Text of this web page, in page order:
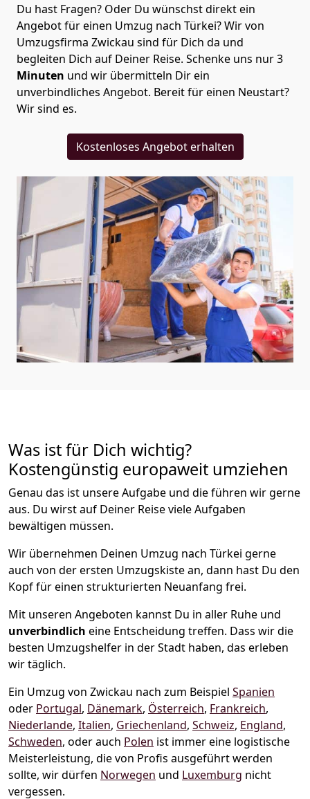
Du hast Fragen? Oder Du wünschst direkt ein
Angebot für einen Umzug nach Türkei? Wir von
Umzugsfirma Zwickau sind für Dich da und
begleiten Dich auf Deiner Reise. Schenke uns nur3
Minuten und wir übermitteln Dir ein
unverbindliches Angebot. Bereit für einen Neustart?
Wir sind es.
Kostenloses Angebot erhalten
Was ist für Dich wichtig?
Kostengünstig europaweit umziehen
Genau das ist unsere Aufgabe und die führen wir gerne
aus. Du wirst auf Deiner Reise viele Aufgaben
bewältigen müssen.
Wir übernehmen Deinen Umzug nach Türkei gerne
auch von der ersten Umzugskiste an, dann hast Du den
Kopf für einen strukturierten Neuanfang frei.
Mit unseren Angeboten kannst Du in aller Ruhe und
unverbindlich eine Entscheidung treffen. Dass wir die
besten Umzugshelfer in der Stadt haben, das erleben
wir täglich.
Ein Umzug von Zwickau nach zum Beispiel Spanien
oder Portugal, Dänemark, Österreich, Frankreich,
Niederlande, Italien, Griechenland, Schweiz, England,
Schweden, oder auch Polen ist immer eine logistische
Meisterleistung, die von Profis ausgeführt werden
sollte, wir dürfen Norwegen und Luxemburg nicht
vergessen.